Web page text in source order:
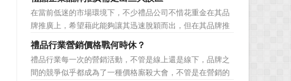
價值不是將品牌鋪設到消費者眼前，而是將品牌印到消費者
心裡 與消費者的心理距離的拉近，並不是一朝一夕的事
情，需要做好持...
在當前低迷的市場環境下，不少禮品公司不惜花重金在其品
牌推廣上，希望藉此能夠讓其迅速脫穎而出，但在其品牌推
廣的營銷管理思路上，也有許多禮品企業走入了幾大誤區而
無法自拔，這其中，最為常見的誤區有： 誤區一：不清
楚品牌到底在表達什麼 很多禮品企業在推廣品牌之前，
不知道到...
禮品行業營銷價格戰何時休？
禮品行業每一次的營銷活動，不管是線上還是線下，品牌之
間的競爭似乎都成為了一種價格廝殺大會，不管是在營銷的